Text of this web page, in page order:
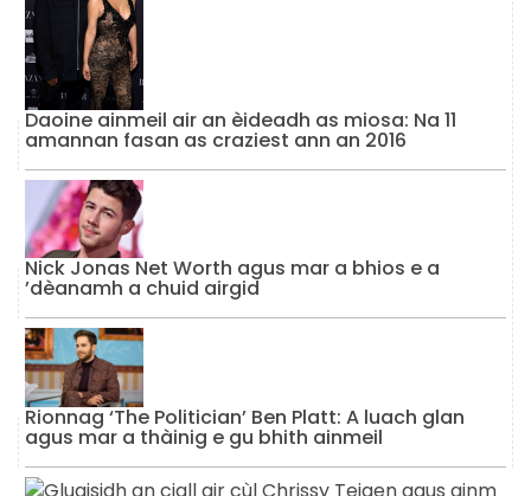
Daoine ainmeil air an èideadh as miosa: Na 11
amannan fasan as craziest ann an 2016
Nick Jonas Net Worth agus mar a bhios e a
’dèanamh a chuid airgid
Rionnag ‘The Politician’ Ben Platt: A luach glan
agus mar a thàinig e gu bhith ainmeil